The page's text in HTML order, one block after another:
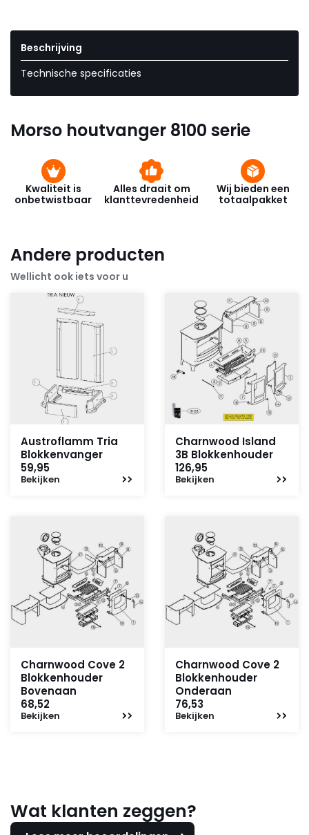
Beschrijving
Technische specificaties
Morso houtvanger 8100 serie
Kwaliteit is
onbetwistbaar
Alles draait om
klanttevredenheid
Wij bieden een
totaalpakket
Andere producten
Wellicht ook iets voor u
Austroflamm Tria
Blokkenvanger
59,95
Bekijken
Charnwood Island
3B Blokkenhouder
126,95
Bekijken
Charnwood Cove 2
Blokkenhouder
Bovenaan
68,52
Bekijken
Charnwood Cove 2
Blokkenhouder
Onderaan
76,53
Bekijken
Wat klanten zeggen?